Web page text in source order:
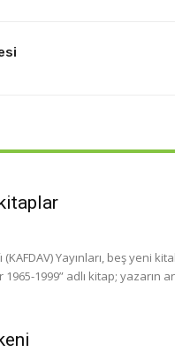
Yayınları, beş yeni
1999” adlı kitap; yazarın